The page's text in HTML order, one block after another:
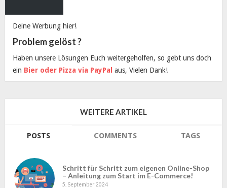
Deine Werbung hier!
Problem gelöst ?
Haben unsere Lösungen Euch weitergeholfen, so gebt uns doch
ein Bier oder Pizza via PayPal aus, Vielen Dank!
WEITERE ARTIKEL
POSTS COMMENTS TAGS
Schritt für Schritt zum eigenen Online-Shop
– Anleitung zum Start im E-Commerce!
5. September 2024